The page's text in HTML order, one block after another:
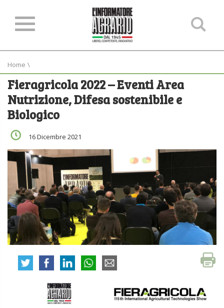
Home \
Fieragricola 2022 – Eventi Area
Nutrizione, Difesa sostenibile e
Biologico
16 Dicembre 2021